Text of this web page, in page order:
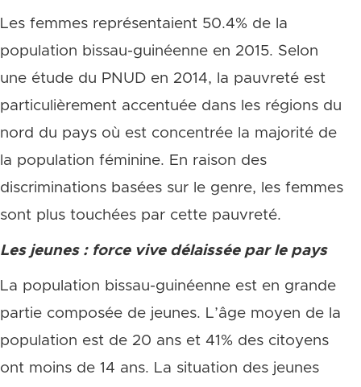
Les femmes représentaient 50.4% de la
population bissau-guinéenne en 2015. Selon
une étude du PNUD en 2014, la pauvreté est
particulièrement accentuée dans les régions du
nord du pays où est concentrée la majorité de
la population féminine. En raison des
discriminations basées sur le genre, les femmes
sont plus touchées par cette pauvreté.
Les jeunes : force vive délaissée par le pays
La population bissau-guinéenne est en grande
partie composée de jeunes. L’âge moyen de la
population est de 20 ans et 41% des citoyens
ont moins de 14 ans. La situation des jeunes